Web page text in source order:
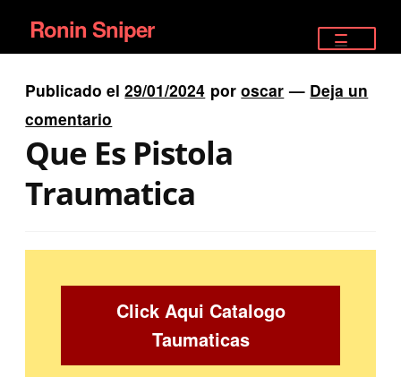
Ir
a
la
navegación
Ir
al
contenido
Ronin Sniper
PISTOLAS
RIFLES DEPORTIVOS
Publicado el29/01/2024 poroscar — Deja un
comentario
Que Es Pistola
Traumatica
Click Aqui Catalogo
Taumaticas